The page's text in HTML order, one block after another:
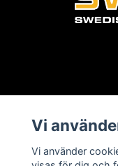
Vi
Vi använder